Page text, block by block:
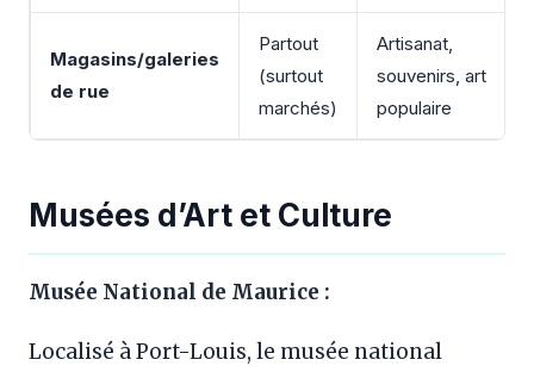
Magasins/galeries
de rue
Partout
(surtout
marchés)
Artisanat,
souvenirs, art
populaire
Musées d’Art et Culture
Musée National de Maurice :
Localisé à Port-Louis, le musée national